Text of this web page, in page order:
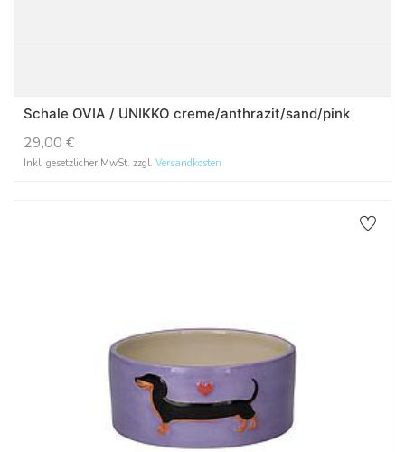
Schale OVIA / UNIKKO creme/anthrazit/sand/pink
29,00 €
Inkl. gesetzlicher MwSt. zzgl. Versandkosten